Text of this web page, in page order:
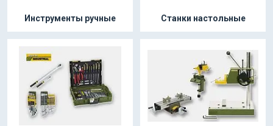
Инструменты ручные Станки настольные